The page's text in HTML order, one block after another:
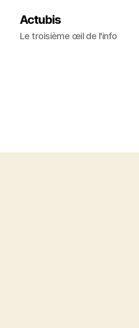
Actubis
Le troisième œil de l'info